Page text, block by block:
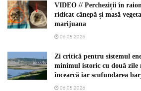
VIDEO // Percheziții în
ridicat cânepă și masă
marijuana
06.08.2026
Zi critică pentru sistemul
minimul istoric cu două zile
încearcă iar scufundarea
06.08.2026